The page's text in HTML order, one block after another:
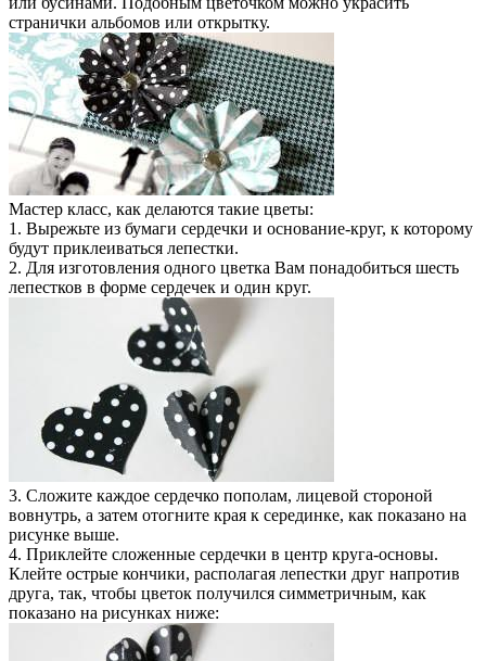
странички альбомов или открытку.
Мастер класс, как делаются такие цветы:
1. Вырежьте из бумаги сердечки и основание-круг, к которому
будут приклеиваться лепестки.
2. Для изготовления одного цветка Вам понадобиться шесть
лепестков в форме сердечек и один круг.
3. Сложите каждое сердечко пополам, лицевой стороной
вовнутрь, а затем отогните края к серединке, как показано на
рисунке выше.
4. Приклейте сложенные сердечки в центр круга-основы.
Клейте острые кончики, располагая лепестки друг напротив
друга, так, чтобы цветок получился симметричным, как
показано на рисунках ниже: